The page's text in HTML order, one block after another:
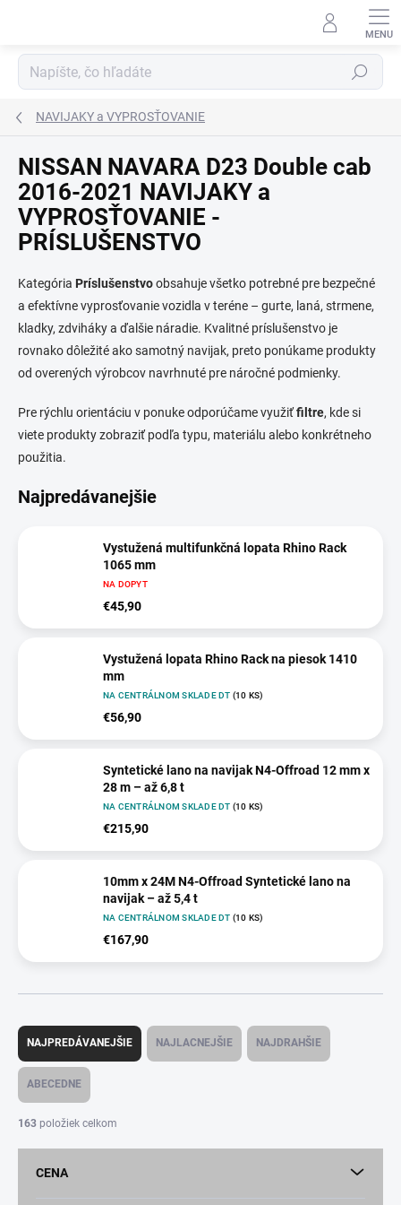
Hľadať
NAVIJAKY a VYPROSŤOVANIE
NISSAN NAVARA D23 Double cab
2016-2021 NAVIJAKY a
VYPROSŤOVANIE -
PRÍSLUŠENSTVO
Kategória Príslušenstvoobsahuje všetko potrebné pre bezpečné
a efektívne vyprosťovanie vozidla v teréne – gurte, laná, strmene,
kladky, zdviháky a ďalšie náradie. Kvalitné príslušenstvo je
rovnako dôležité ako samotný navijak, preto ponúkame produkty
od overených výrobcov navrhnuté pre náročné podmienky.
Pre rýchlu orientáciu v ponuke odporúčame využiťfiltre, kde si
viete produkty zobraziť podľa typu, materiálu alebo konkrétneho
použitia.
Najpredávanejšie
Vystužená multifunkčná lopata Rhino Rack
1065 mm
NA DOPYT
€45,90
Vystužená lopata Rhino Rack na piesok 1410
mm
NA CENTRÁLNOM SKLADE DT (10 KS)
€56,90
Syntetické lano na navijak N4-Offroad 12 mm x
28 m – až 6,8 t
NA CENTRÁLNOM SKLADE DT (10 KS)
€215,90
10mm x 24M N4-Offroad Syntetické lano na
navijak – až 5,4 t
NA CENTRÁLNOM SKLADE DT (10 KS)
€167,90
R
d
n
i
NAJPREDÁVANEJŠIE NAJLACNEJŠIE NAJDRAHŠIE
ABECEDNE
163 položiek celkom
CENA